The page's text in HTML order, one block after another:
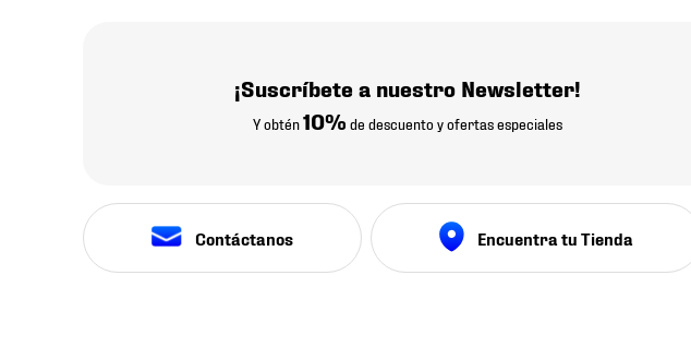
¡Suscríbete a nuestro Newsletter!
Y obtén10% de descuento y ofertas especiales
Contáctanos Encuentra tu Tienda